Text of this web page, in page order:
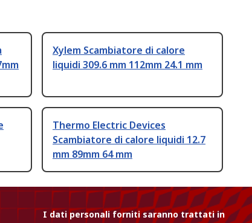
Xylem Scambiatore di calore
liquidi 309.6 mm 112mm 24.1 mm
Thermo Electric Devices
Scambiatore di calore liquidi 12.7
mm 89mm 64 mm
I dati personali forniti saranno trattati in